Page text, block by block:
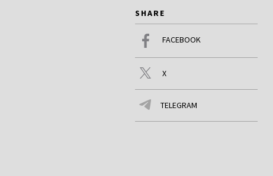
SHARE
FACEBOOK
X
TELEGRAM